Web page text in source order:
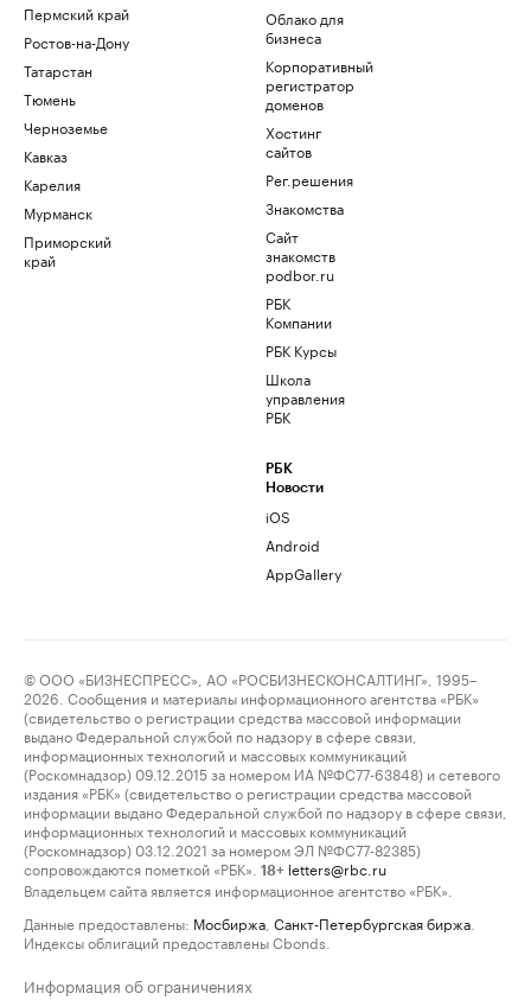
Пермский край
Ростов-на-Дону
Татарстан
Тюмень
Черноземье
Кавказ
Карелия
Мурманск
Приморский
край
Облако для
бизнеса
Корпоративный
регистратор
доменов
Хостинг
сайтов
Рег.решения
Знакомства
Сайт
знакомств
podbor.ru
РБК
Компании
РБК Курсы
Школа
управления
РБК
РБК
Новости
iOS
Android
AppGallery
© ООО «БИЗНЕСПРЕСС», АО «РОСБИЗНЕСКОНСАЛТИНГ», 1995–
2026. Сообщения и материалы информационного агентства «РБК»
(свидетельство о регистрации средства массовой информации
выдано Федеральной службой по надзору в сфере связи,
информационных технологий и массовых коммуникаций
(Роскомнадзор) 09.12.2015 за номером ИА №ФС77-63848) и сетевого
издания «РБК» (свидетельство о регистрации средства массовой
информации выдано Федеральной службой по надзору в сфере связи,
информационных технологий и массовых коммуникаций
(Роскомнадзор) 03.12.2021 за номером ЭЛ №ФС77-82385)
сопровождаются пометкой «РБК».
18+ letters@rbc.ru
Владельцем сайта является информационное агентство «РБК».
Данные предоставлены: Мосбиржа Санкт-Петербургская биржа
Индексы облигаций предоставлены Cbonds.
Информация об ограничениях